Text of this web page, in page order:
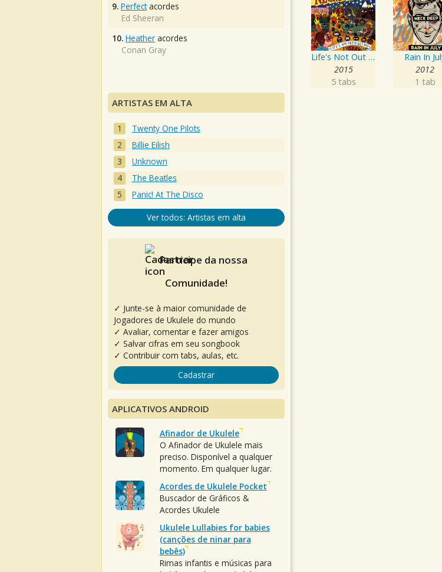
Life's Not Out To Get You
2015
5 tabs
Rain In
2012
1 tab
9. Perfectacordes
Ed Sheeran
10. Heather acordes
Conan Gray
ARTISTAS EM ALTA
Twenty One Pilots
Billie Eilish
Unknown
The Beatles
Panic! At The Disco
Ver todos: Artistas em alta
Participe da nossa
Comunidade!
✓ Junte-se à maior comunidade de
Jogadores de Ukulele do mundo
✓ Avaliar, comentar e fazer amigos
✓ Salvar cifras em seu songbook
✓ Contribuir com tabs, aulas, etc.
Cadastrar
APLICATIVOS ANDROID
Afinador de Ukulele
O Afinador de Ukulele mais
preciso. Disponível a qualquer
momento. Em qualquer lugar.
Acordes de Ukulele Pocket
Buscador de Gráficos &
Acordes Ukulele
Ukulele Lullabies for babies
(canções de ninar para
bebês)
Rimas infantis e músicas para